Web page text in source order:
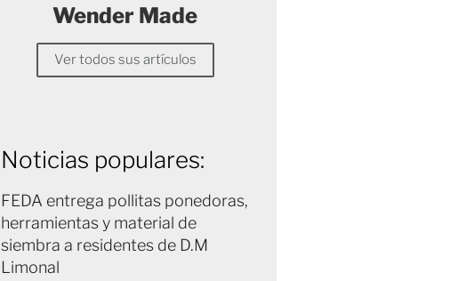
Wender Made
Ver todos sus artículos
Noticias populares:
FEDA entrega pollitas ponedoras,
herramientas y material de
siembra a residentes de D.M
Limonal